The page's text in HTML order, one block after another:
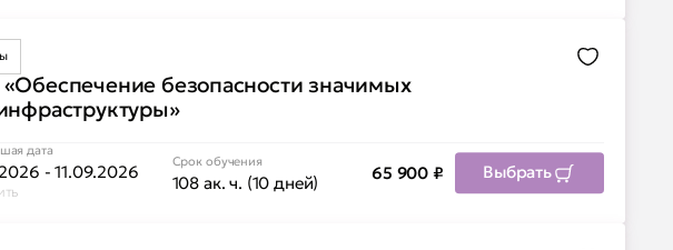
Добавить
безопасности значимых
дата
- 11.09.2026
Срок обучения
108 ак. ч. (10 дней) 65 900 ₽ Выбрать